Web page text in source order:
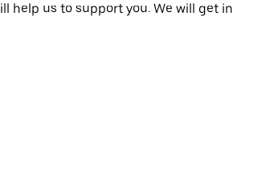
help us to support you. We will get in